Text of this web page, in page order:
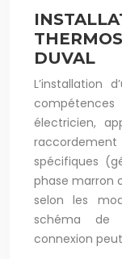
DUVAL
L’installation
électricien,
spécifiques
phase marron
selon les
schéma de
connexion